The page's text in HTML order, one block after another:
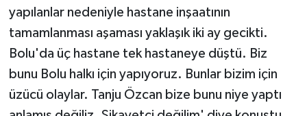
yapılanlar nedeniyle hastane inşaatının
tamamlanması aşaması yaklaşık iki ay gecikti.
Bolu'da üç hastane tek hastaneye düştü. Biz
bunu Bolu halkı için yapıyoruz. Bunlar bizim için
üzücü olaylar. Tanju Özcan bize bunu niye yaptı